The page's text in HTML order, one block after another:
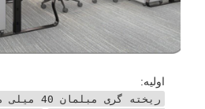
اولیه:
ریخته گری مبلمان 40 میلی متر